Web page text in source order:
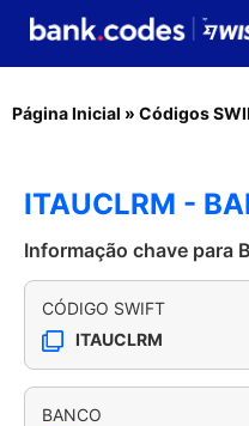
Página Inicial » Códigos
ITAUCLRM -
Informação chave para
CÓDIGO SWIFT
ITAUCLRM
BANCO